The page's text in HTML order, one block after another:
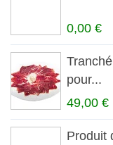
0,00 €
pour...
49,00 €
Produit